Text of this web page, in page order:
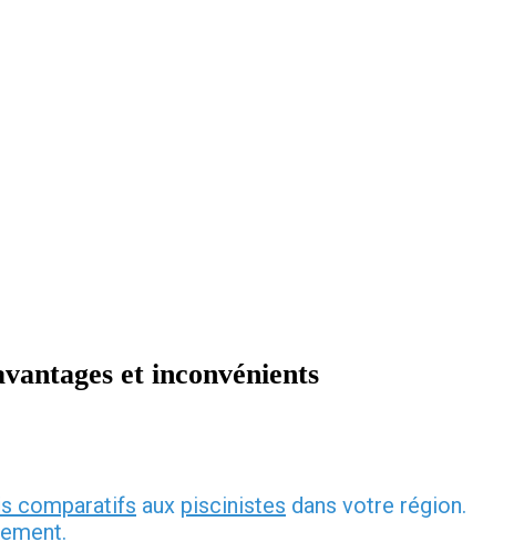
et inconvénients
comparatifs aux piscinistes dans votre région.